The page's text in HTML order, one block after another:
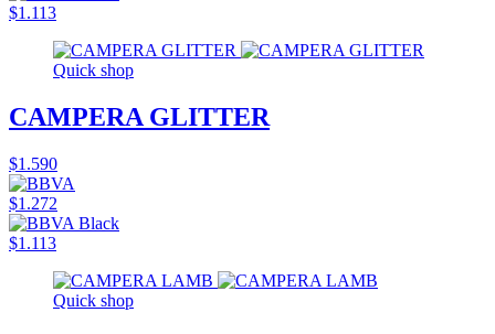
$1.113
Quick shop
CAMPERA GLITTER
$1.590
$1.272
$1.113
Quick shop